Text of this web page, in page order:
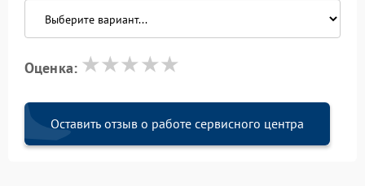
Оценка:
Оставить отзыв о работе сервисного центра